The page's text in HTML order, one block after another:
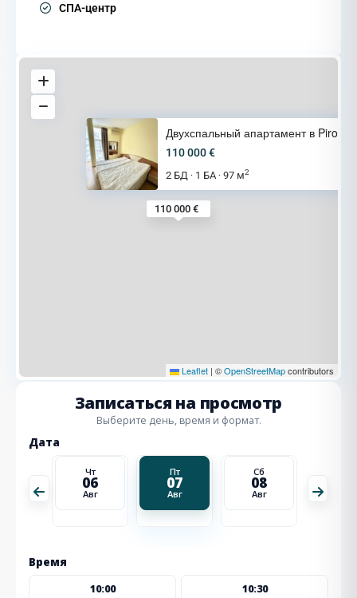
СПА-центр
110 000 €
Двухспальный апартамент в Piro
110 000 €
2 БД · 1 БА · 97 м2
Leaflet | ©OpenStreetMapcontributors
Записаться на просмотр
Выберите день, время и формат.
Дата
Чт
06
Авг
Пт
07
Авг
Сб
08
Авг
Время
10:00 10:30